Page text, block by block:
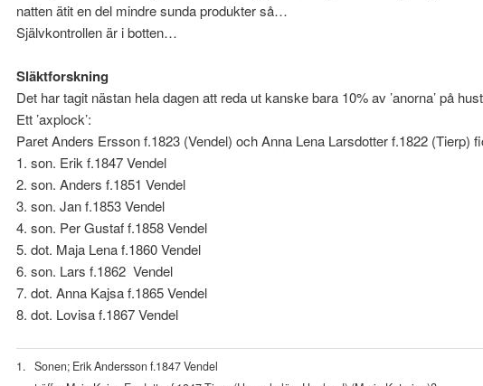
natten ätit en del mindre sunda produkter så…
Självkontrollen är i botten…
Släktforskning
Det har tagit nästan hela dagen att reda ut kanske bara 10% av ’anorna’ på
Ett ’axplock’:
Paret Anders Ersson f.1823 (Vendel) och Anna Lena Larsdotter f.1822 (Tierp)
1. son. Erik f.1847 Vendel
2. son. Anders f.1851 Vendel
3. son. Jan f.1853 Vendel
4. son. Per Gustaf f.1858 Vendel
5. dot. Maja Lena f.1860 Vendel
6. son. Lars f.1862 Vendel
7. dot. Anna Kajsa f.1865 Vendel
8. dot. Lovisa f.1867 Vendel
1. Sonen; Erik Andersson f.1847 Vendel